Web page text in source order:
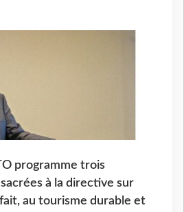
programme trois
à la directive sur
au tourisme durable et